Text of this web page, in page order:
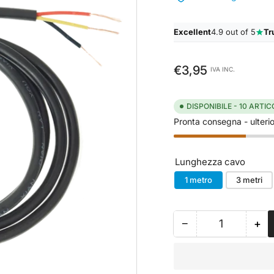
Excellent4.9 out of 5
Prezzo
standard
€3,95 IVA INC.
DISPONIBILE - 10
Pronta consegna -
Lunghezza cavo
1 metro 3 metri
− Riduci
Quantità +